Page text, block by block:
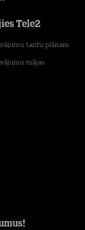
Tele2
tarifu plānam
mājas